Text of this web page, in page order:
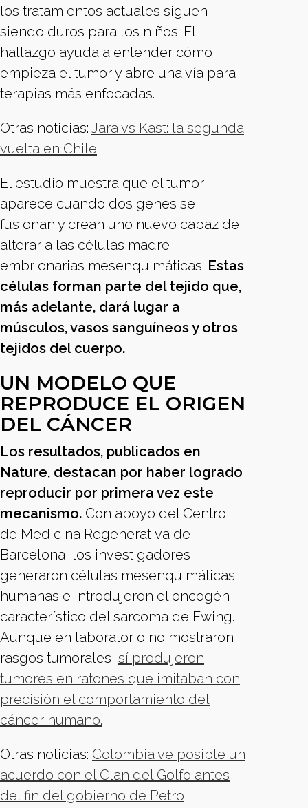
los tratamientos actuales siguen
siendo duros para los niños. El
hallazgo ayuda a entender cómo
empieza el tumor y abre una vía para
terapias más enfocadas.
Otras noticias: Jara vs Kast: la segunda
vuelta en Chile
El estudio muestra que el tumor
aparece cuando dos genes se
fusionan y crean uno nuevo capaz de
alterar a las células madre
embrionarias mesenquimáticas. Estas
células forman parte del tejido que,
más adelante, dará lugar a
músculos, vasos sanguíneos y otros
tejidos del cuerpo.
UN MODELO QUE
REPRODUCE EL ORIGEN
DEL CÁNCER
Los resultados, publicados en
Nature, destacan por haber logrado
reproducir por primera vez este
mecanismo. Con apoyo del Centro
de Medicina Regenerativa de
Barcelona, los investigadores
generaron células mesenquimáticas
humanas e introdujeron el oncogén
característico del sarcoma de Ewing.
Aunque en laboratorio no mostraron
rasgos tumorales, sí produjeron
tumores en ratones que imitaban con
precisión el comportamiento del
cáncer humano.
Otras noticias: Colombia ve posible un
acuerdo con el Clan del Golfo antes
del fin del gobierno de Petro